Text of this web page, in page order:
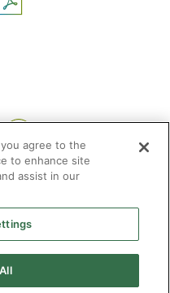
you agree to the
to enhance site
assist in our